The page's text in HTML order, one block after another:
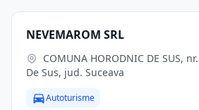
NEVEMAROM SRL
De Sus, jud. Suceava
Autoturisme